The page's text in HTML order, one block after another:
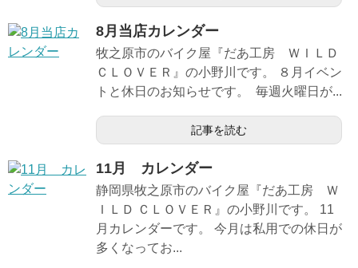
8月当店カレンダー
牧之原市のバイク屋『だあ工房 ＷＩＬＤ
ＣＬＯＶＥＲ』の小野川です。 ８月イベン
トと休日のお知らせです。 毎週火曜日が...
記事を読む
11月 カレンダー
静岡県牧之原市のバイク屋『だあ工房 Ｗ
ＩＬＤ ＣＬＯＶＥＲ』の小野川です。 11
月カレンダーです。 今月は私用での休日が
多くなってお...